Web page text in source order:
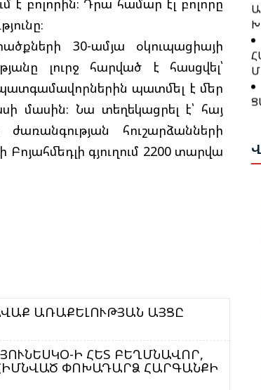
բոլորին։ Դրա համար էլ բոլորը
30-ամյա օկուպացիայի
լուրջ հարված է հասցվել՝
պատմել է մեր
մասին։ Նա տեղեկացրել է՝ հայ
հուշարձանների
գյուղում 2200 տարվա
ԱՌԱՔԵԼՈՒԹՅԱՆ ԱՅՑԸ
Ի ՀԵՏ ԲԵՂՄՆԱՎՈՐ,
ՓՈԽԱԴԱՐՁ ՀԱՐԳԱՆՔԻ